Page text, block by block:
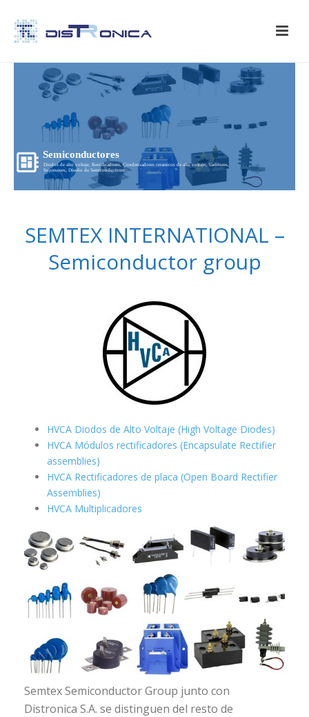
Semiconductores
Diodos de alto voltaje, Rectificadores, Condensadores ceramicos de alto voltaje, Varistores,
Supresores, Diseño de Semiconductores...
SEMTEX INTERNATIONAL –
Semiconductor group
HVCA Diodos de Alto Voltaje (High Voltage Diodes)
HVCA Módulos rectificadores (Encapsulate Rectifier
assemblies)
HVCA Rectificadores de placa (Open Board Rectifier
Assemblies)
HVCA Multiplicadores
Semtex Semiconductor Group junto con
Distronica S.A. se distinguen del resto de